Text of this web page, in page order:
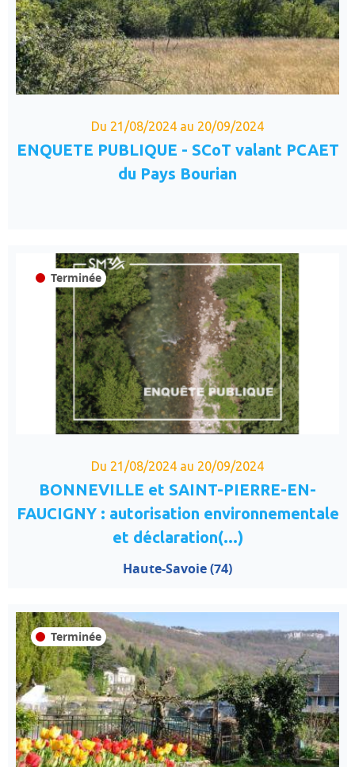
Du 21/08/2024 au 20/09/2024
ENQUETE PUBLIQUE - SCoT valant PCAET
du Pays Bourian
Terminée
Du 21/08/2024 au 20/09/2024
BONNEVILLE et SAINT-PIERRE-EN-
FAUCIGNY : autorisation environnementale
et déclaration(...)
Haute-Savoie (74)
Terminée